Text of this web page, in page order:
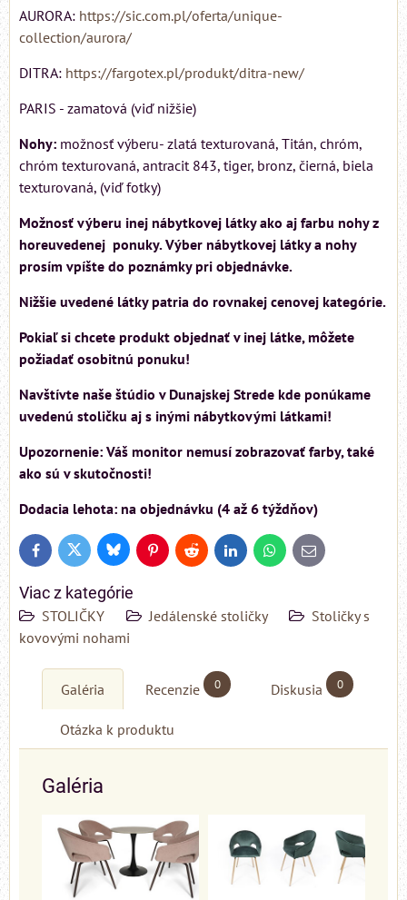
AURORA: https://sic.com.pl/oferta/unique-
collection/aurora/
DITRA: https://fargotex.pl/produkt/ditra-new/
PARIS - zamatová (viď nižšie)
Nohy: možnosť výberu- zlatá texturovaná, Titán, chróm,
chróm texturovaná, antracit 843, tiger, bronz, čierná, biela
texturovaná, (viď fotky)
Možnosť výberu inej nábytkovej látky ako aj farbu nohy z
horeuvedenej ponuky. Výber nábytkovej látky a nohy
prosím vpíšte do poznámky pri objednávke.
Nižšie uvedené látky patria do rovnakej cenovej kategórie.
Pokiaľ si chcete produkt objednať v inej látke, môžete
požiadať osobitnú ponuku!
Navštívte naše štúdio v Dunajskej Strede kde ponúkame
uvedenú stoličku aj s inými nábytkovými látkami!
Upozornenie: Váš monitor nemusí zobrazovať farby, také
ako sú v skutočnosti!
Dodacia lehota: na objednávku (4 až 6 týždňov)
FacebookTwitter BlueskyPinterestReddit LinkedInWhatsApp
E-
mail
Viac z kategórie
STOLIČKY Jedálenské stoličky
Stoličky s
kovovými nohami
Galéria Recenzie 0 Diskusia 0
Otázka k produktu
Galéria